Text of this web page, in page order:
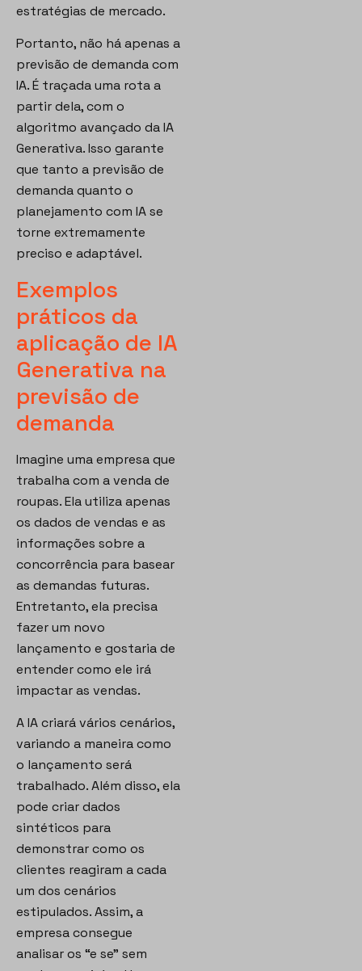
estratégias de mercado.
Portanto, não há apenas a
previsão de demanda com
IA. É traçada uma rota a
partir dela, com o
algoritmo avançado da IA
Generativa. Isso garante
que tanto a previsão de
demanda quanto o
planejamento com IA se
torne extremamente
preciso e adaptável.
Exemplos
práticos da
aplicação de IA
Generativa na
previsão de
demanda
Imagine uma empresa que
trabalha com a venda de
roupas. Ela utiliza apenas
os dados de vendas e as
informações sobre a
concorrência para basear
as demandas futuras.
Entretanto, ela precisa
fazer um novo
lançamento e gostaria de
entender como ele irá
impactar as vendas.
A IA criará vários cenários,
variando a maneira como
o lançamento será
trabalhado. Além disso, ela
pode criar dados
sintéticos para
demonstrar como os
clientes reagiram a cada
um dos cenários
estipulados. Assim, a
empresa consegue
analisar os “e se” sem